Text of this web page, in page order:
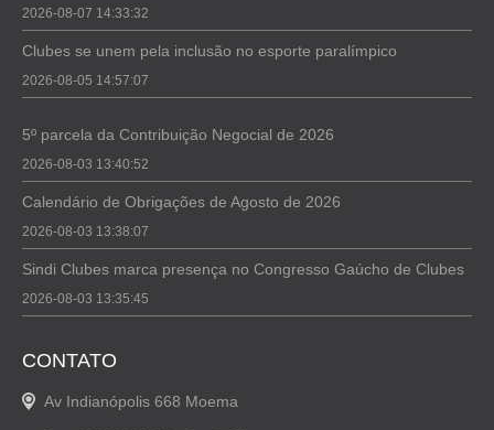
2026-08-07 14:33:32
Clubes se unem pela inclusão no esporte paralímpico
2026-08-05 14:57:07
5º parcela da Contribuição Negocial de 2026
2026-08-03 13:40:52
Calendário de Obrigações de Agosto de 2026
2026-08-03 13:38:07
Sindi Clubes marca presença no Congresso Gaúcho de Clubes
2026-08-03 13:35:45
CONTATO
Av Indianópolis 668 Moema